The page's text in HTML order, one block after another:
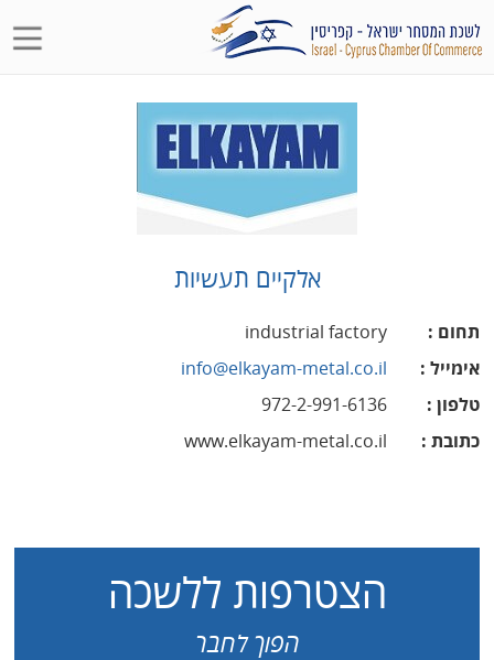
אלקיים תעשיות
תחום :
industrial factory
אימייל :
info@elkayam-metal.co.il
טלפון :
972-2-991-6136
כתובת :
www.elkayam-metal.co.il
הצטרפות ללשכה
הפוך לחבר